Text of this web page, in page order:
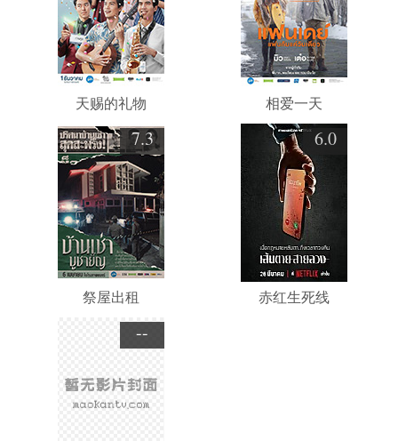
天赐的礼物 相爱一天
7.3
祭屋出租
6.0
赤红生死线
--